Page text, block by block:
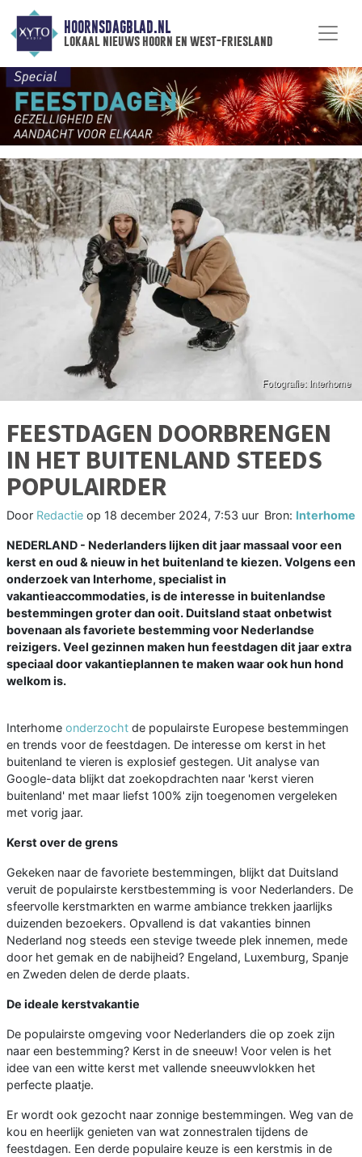
HOORNSDAGBLAD.NL
lokaal nieuws hoorn en west-friesland
FEESTDAGEN DOORBRENGEN
IN HET BUITENLAND STEEDS
POPULAIRDER
Door Redactie op 18 december 2024, 7:53 uur Bron: Interhome
NEDERLAND - Nederlanders lijken dit jaar massaal voor een
kerst en oud & nieuw in het buitenland te kiezen. Volgens een
onderzoek van Interhome, specialist in
vakantieaccommodaties, is de interesse in buitenlandse
bestemmingen groter dan ooit. Duitsland staat onbetwist
bovenaan als favoriete bestemming voor Nederlandse
reizigers. Veel gezinnen maken hun feestdagen dit jaar extra
speciaal door vakantieplannen te maken waar ook hun hond
welkom is.
Interhome onderzocht de populairste Europese bestemmingen
en trends voor de feestdagen. De interesse om kerst in het
buitenland te vieren is explosief gestegen. Uit analyse van
Google-data blijkt dat zoekopdrachten naar 'kerst vieren
buitenland' met maar liefst 100% zijn toegenomen vergeleken
met vorig jaar.
Kerst over de grens
Gekeken naar de favoriete bestemmingen, blijkt dat Duitsland
veruit de populairste kerstbestemming is voor Nederlanders. De
sfeervolle kerstmarkten en warme ambiance trekken jaarlijks
duizenden bezoekers. Opvallend is dat vakanties binnen
Nederland nog steeds een stevige tweede plek innemen, mede
door het gemak en de nabijheid? Engeland, Luxemburg, Spanje
en Zweden delen de derde plaats.
De ideale kerstvakantie
De populairste omgeving voor Nederlanders die op zoek zijn
naar een bestemming? Kerst in de sneeuw! Voor velen is het
idee van een witte kerst met vallende sneeuwvlokken het
perfecte plaatje.
Er wordt ook gezocht naar zonnige bestemmingen. Weg van de
kou en heerlijk genieten van wat zonnestralen tijdens de
feestdagen. Een derde populaire keuze is een kerstmis in de